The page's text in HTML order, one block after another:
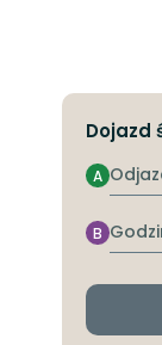
Dojazd
Odjazd
A
B